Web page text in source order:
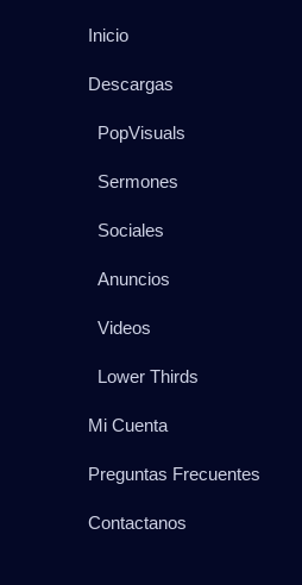
Inicio
Descargas
PopVisuals
Sermones
Sociales
Anuncios
Videos
Lower Thirds
Mi Cuenta
Preguntas Frecuentes
Contactanos